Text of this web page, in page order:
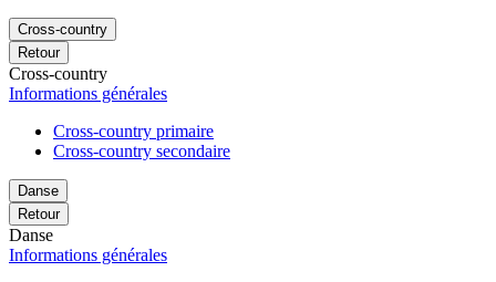
Cross-country
Retour
Cross-country
Informations générales
Cross-country primaire
Cross-country secondaire
Danse
Retour
Danse
Informations générales